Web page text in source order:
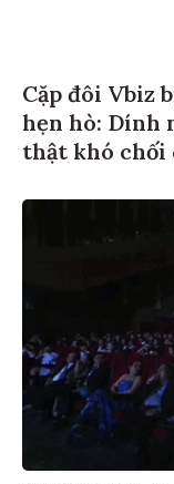
Cặp đôi Vbiz
hẹn hò: Dính
thật khó chối